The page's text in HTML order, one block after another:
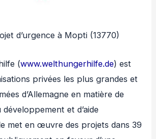
d’urgence à Mopti (13770)
(www.welthungerhilfe.de) est
privées les plus grandes et
d’Allemagne en matière de
et d’aide
met en œuvre des projets dans 39